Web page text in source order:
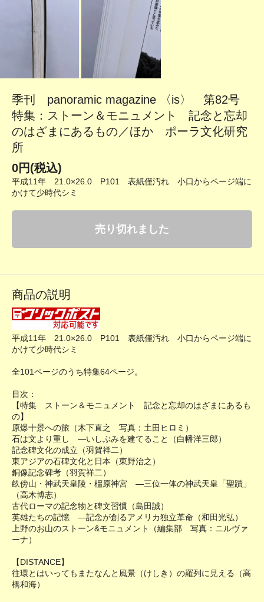
季刊 panoramic magazine 〈is〉 第82号
特集：ストーン＆モニュメント 記念と忘却
のはざまにあるもの／ほか ポーラ文化研究
所
0円(税込)
平成11年 21.0×26.0 P101 表紙僅汚れ 小口からページ端に
かけて少時代シミ
売り切れました
商品の説明
平成11年 21.0×26.0 P101 表紙僅汚れ 小口からページ端に
かけて少時代シミ
全101ページのうち特集64ページ。
目次：
【特集 ストーン＆モニュメント 記念と忘却のはざまにあるも
の】
原爆十景への旅（木下直之 写真：土田ヒロミ）
石は文より重し ―いしぶみを建てること（白幡洋三郎）
記念碑文化の成立（羽賀祥二）
東アジアの石碑文化と日本（東野治之）
銅像記念碑考（羽賀祥二）
畝傍山・神武天皇陵・橿原神宮 ―三位一体の神武天皇「聖蹟」
（高木博志）
古代ローマの記念物と碑文習慣（島田誠）
英雄たちの記憶 ―記念が創るアメリカ独立革命（和田光弘）
上野のお山のストーン&モニュメント（編集部 写真：ニルヴァ
ーナ）
【DISTANCE】
往環とはいってもまたなんと風景（けしき）の羅列に見える（高
橋和海）